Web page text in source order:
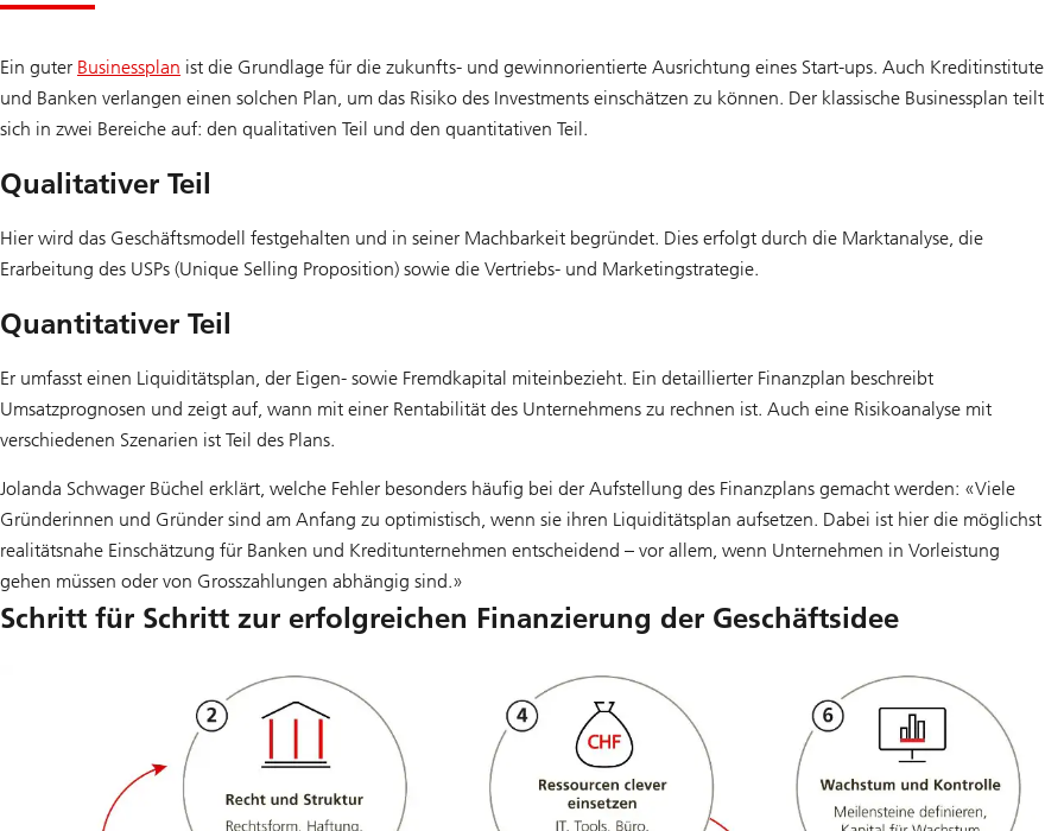
Ein guter Businessplan ist die Grundlage für die zukunfts- und gewinnorientierte Ausrichtung eines Start-ups. Auch Kreditinstitute
und Banken verlangen einen solchen Plan, um das Risiko des Investments einschätzen zu können. Der klassische Businessplan teilt
sich in zwei Bereiche auf: den qualitativen Teil und den quantitativen Teil.
Qualitativer Teil
Hier wird das Geschäftsmodell festgehalten und in seiner Machbarkeit begründet. Dies erfolgt durch die Marktanalyse, die
Erarbeitung des USPs (Unique Selling Proposition) sowie die Vertriebs- und Marketingstrategie.
Quantitativer Teil
Er umfasst einen Liquiditätsplan, der Eigen- sowie Fremdkapital miteinbezieht. Ein detaillierter Finanzplan beschreibt
Umsatzprognosen und zeigt auf, wann mit einer Rentabilität des Unternehmens zu rechnen ist. Auch eine Risikoanalyse mit
verschiedenen Szenarien ist Teil des Plans.
Jolanda Schwager Büchel erklärt, welche Fehler besonders häufig bei der Aufstellung des Finanzplans gemacht werden: «Viele
Gründerinnen und Gründer sind am Anfang zu optimistisch, wenn sie ihren Liquiditätsplan aufsetzen. Dabei ist hier die möglichst
realitätsnahe Einschätzung für Banken und Kreditunternehmen entscheidend – vor allem, wenn Unternehmen in Vorleistung
gehen müssen oder von Grosszahlungen abhängig sind.»
Schritt für Schritt zur erfolgreichen Finanzierung der Geschäftsidee